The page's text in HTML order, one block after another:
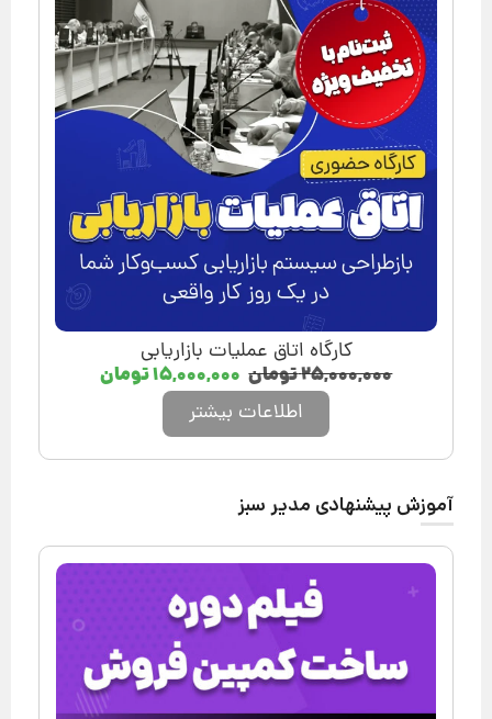
کارگاه اتاق عملیات بازاریابی
۲۵,۰۰۰,۰۰۰تومان ۱۵,۰۰۰,۰۰۰تومان
اطلاعات بیشتر
آموزش پیشنهادی مدیر سبز